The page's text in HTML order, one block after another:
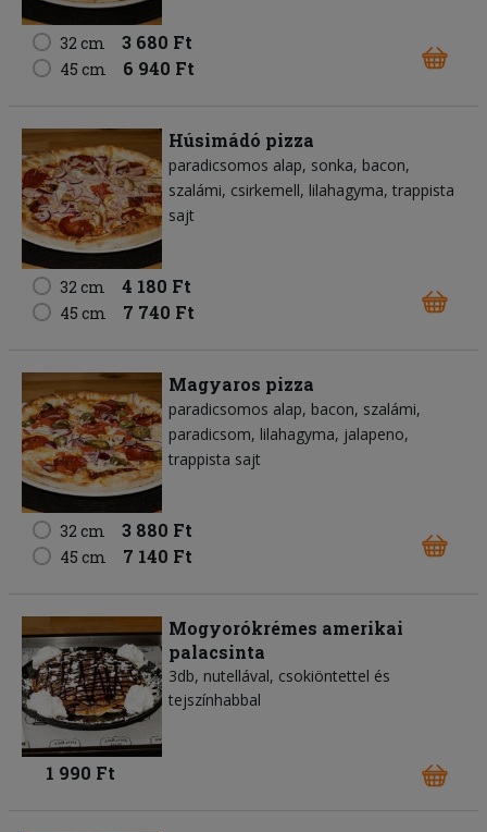
32 cm 3 680 Ft
45 cm 6 940 Ft
Húsimádó pizza
paradicsomos alap sonka bacon
szalámi csirkemell lilahagyma trappista
sajt
32 cm 4 180 Ft
45 cm 7 740 Ft
Magyaros pizza
paradicsomos alap bacon szalámi
paradicsom lilahagyma jalapeno
trappista sajt
32 cm 3 880 Ft
45 cm 7 140 Ft
Mogyorókrémes amerikai
palacsinta
3db, nutellával, csokiöntettel és
tejszínhabbal
1 990 Ft